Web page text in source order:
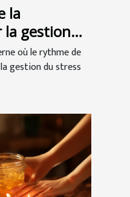
la
gestion
où le rythme de
gestion du stress